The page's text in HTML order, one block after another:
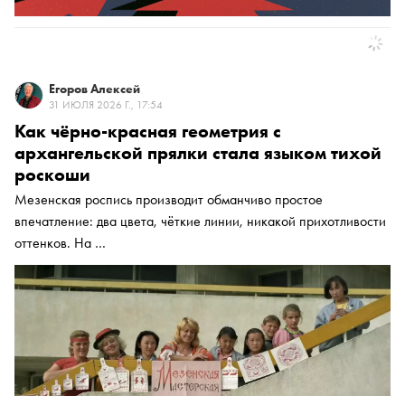
Егоров Алексей
31 ИЮЛЯ 2026 Г., 17:54
Как чёрно-красная геометрия с
архангельской прялки стала языком тихой
роскоши
Мезенская роспись производит обманчиво простое
впечатление: два цвета, чёткие линии, никакой прихотливости
оттенков. На …